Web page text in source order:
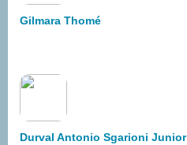
Gilmara Thomé
Durval Antonio Sgarioni Junior